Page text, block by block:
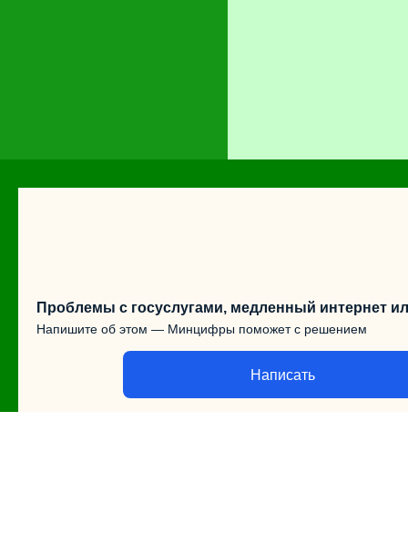
Проблемы с госуслугами, медленный интернет
Напишите об этом — Минцифры поможет с решением
Написать